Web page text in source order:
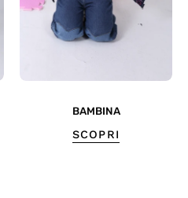
BAMBINA
SCOPRI